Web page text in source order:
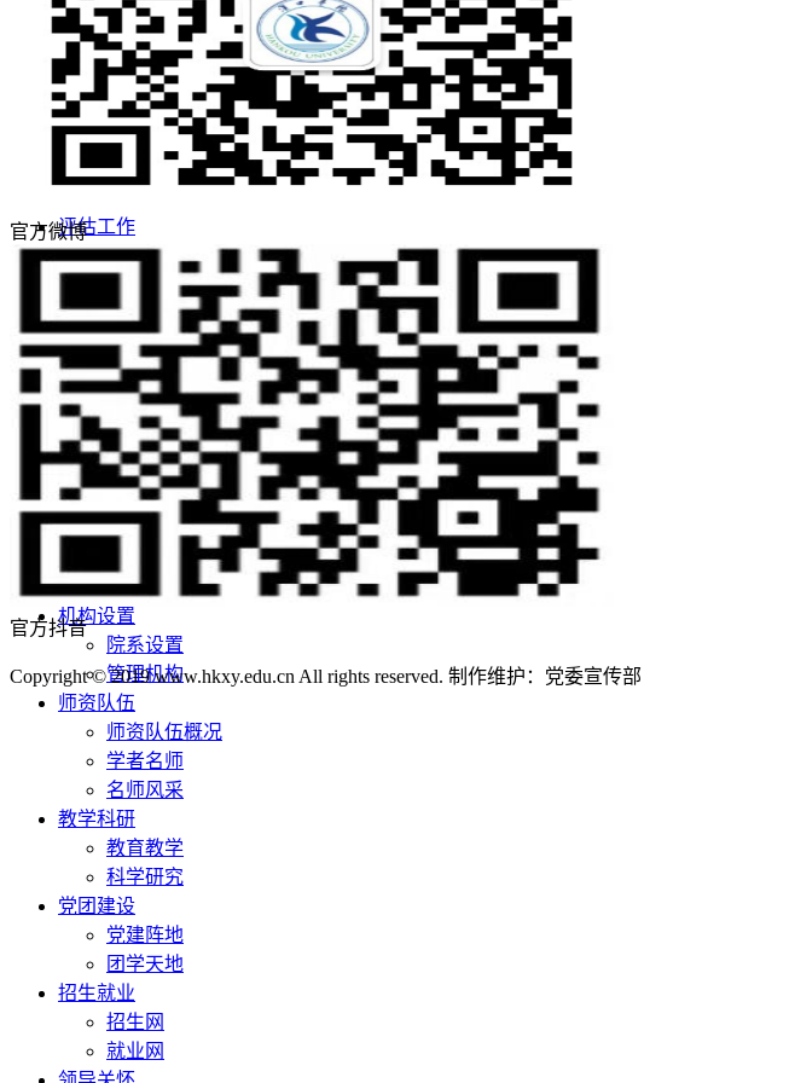
敢为人先 实事求是
志存高远 追求卓越
招生网
就业网
评估工作
合作交流
学校概况
学校简介
学校董事长
现任领导
学校董事会
名誉校长
学校顾问
校徽校训
校园风景
机构设置
院系设置
管理机构
师资队伍
师资队伍概况
学者名师
名师风采
教学科研
教育教学
科学研究
党团建设
党建阵地
团学天地
招生就业
招生网
就业网
官方微博
官方抖音
Copyright © 2019 www.hkxy.edu.cn All rights reserved. 制作维护：党委宣传部